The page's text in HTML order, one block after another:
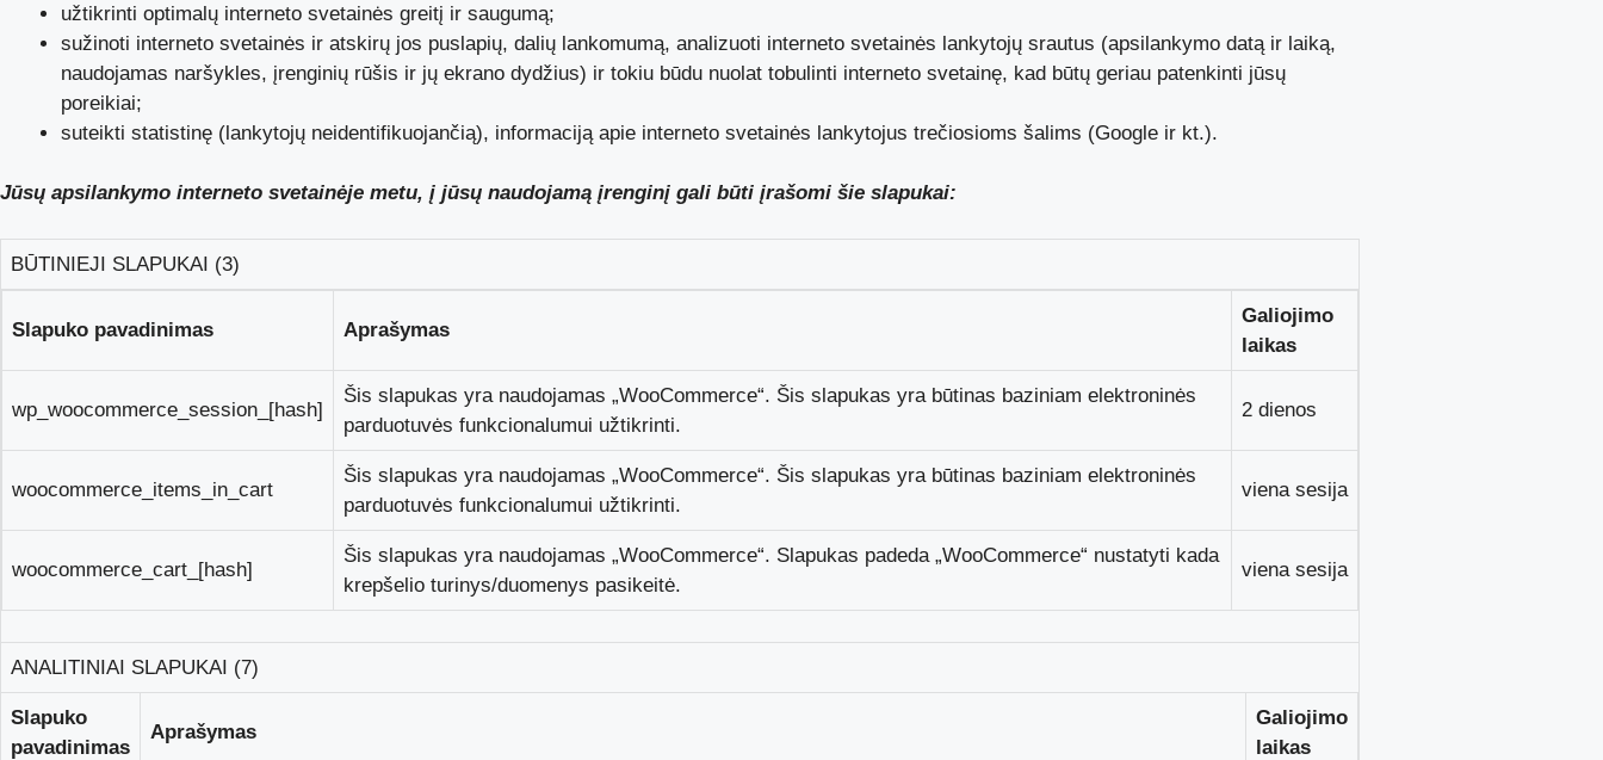
užtikrinti optimalų interneto svetainės greitį ir saugumą;
sužinoti interneto svetainės ir atskirų jos puslapių, dalių lankomumą, analizuoti interneto svetainės lankytojų srautus (apsilankymo datą ir laiką,
naudojamas naršykles, įrenginių rūšis ir jų ekrano dydžius) ir tokiu būdu nuolat tobulinti interneto svetainę, kad būtų geriau patenkinti jūsų
poreikiai;
suteikti statistinę (lankytojų neidentifikuojančią), informaciją apie interneto svetainės lankytojus trečiosioms šalims (Google ir kt.).
Jūsų apsilankymo interneto svetainėje metu, į jūsų naudojamą įrenginį gali būti įrašomi šie slapukai:
BŪTINIEJI SLAPUKAI (3)
Slapuko pavadinimas Aprašymas
Galiojimo
laikas
wp_woocommerce_session_[hash]
Šis slapukas yra naudojamas „WooCommerce“. Šis slapukas yra būtinas baziniam elektroninės
parduotuvės funkcionalumui užtikrinti.
2 dienos
woocommerce_items_in_cart
Šis slapukas yra naudojamas „WooCommerce“. Šis slapukas yra būtinas baziniam elektroninės
parduotuvės funkcionalumui užtikrinti.
viena sesija
woocommerce_cart_[hash]
Šis slapukas yra naudojamas „WooCommerce“. Slapukas padeda „WooCommerce“ nustatyti kada
krepšelio turinys/duomenys pasikeitė.
viena sesija
ANALITINIAI SLAPUKAI (7)
Slapuko
pavadinimas
Aprašymas
Galiojimo
laikas